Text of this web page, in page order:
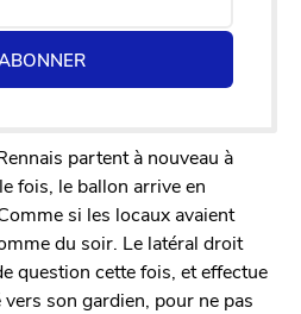
partent à nouveau à
fois, le ballon arrive en
si les locaux avaient
du soir. Le latéral droit
question cette fois, et effectue
son gardien, pour ne pas